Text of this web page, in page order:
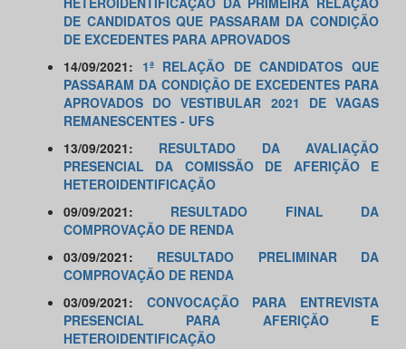
DE CANDIDATOS QUE PASSARAM DA CONDIÇÃO
DE EXCEDENTES PARA APROVADOS
14/09/2021: 1ª RELAÇÃO DE CANDIDATOS QUE
PASSARAM DA CONDIÇÃO DE EXCEDENTES PARA
APROVADOS DO VESTIBULAR 2021 DE VAGAS
REMANESCENTES - UFS
13/09/2021: RESULTADO DA AVALIAÇÃO
PRESENCIAL DA COMISSÃO DE AFERIÇÃO E
HETEROIDENTIFICAÇÃO
09/09/2021: RESULTADO FINAL DA
COMPROVAÇÃO DE RENDA
03/09/2021: RESULTADO PRELIMINAR DA
COMPROVAÇÃO DE RENDA
03/09/2021: CONVOCAÇÃO PARA ENTREVISTA
PRESENCIAL PARA AFERIÇÃO E
HETEROIDENTIFICAÇÃO